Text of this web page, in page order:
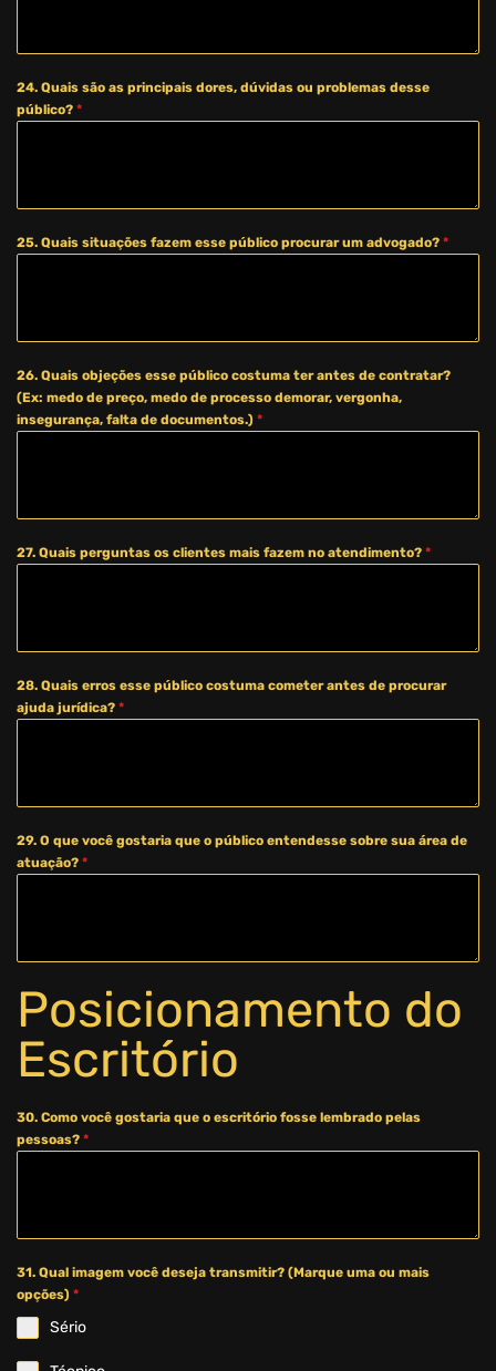
24. Quais são as principais dores, dúvidas ou problemas desse
público? *
25. Quais situações fazem esse público procurar um advogado? *
26. Quais objeções esse público costuma ter antes de contratar?
(Ex: medo de preço, medo de processo demorar, vergonha,
insegurança, falta de documentos.) *
27. Quais perguntas os clientes mais fazem no atendimento? *
28. Quais erros esse público costuma cometer antes de procurar
ajuda jurídica? *
29. O que você gostaria que o público entendesse sobre sua área de
atuação? *
Posicionamento do
Escritório
30. Como você gostaria que o escritório fosse lembrado pelas
pessoas? *
31. Qual imagem você deseja transmitir? (Marque uma ou mais
opções) *
Sério